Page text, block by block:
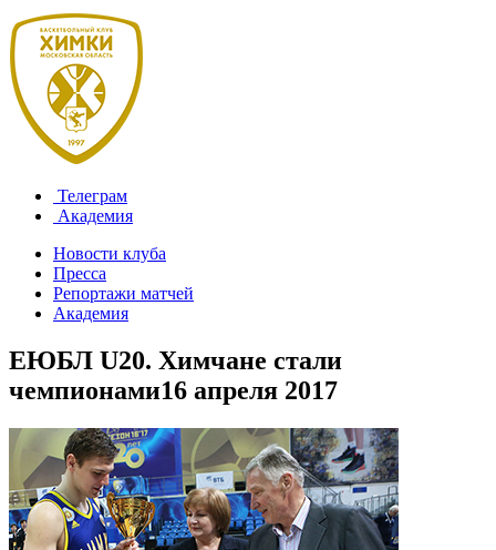
Телеграм
Академия
Новости клуба
Пресса
Репортажи матчей
Академия
ЕЮБЛ U20. Химчане стали
чемпионами16 апреля 2017